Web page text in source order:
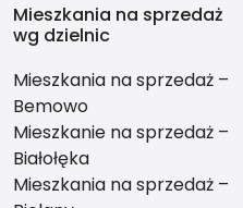
Mieszkania na sprzedaż
wg dzielnic
Mieszkania na sprzedaż –
Bemowo
Mieszkanie na sprzedaż –
Białołęka
Mieszkania na sprzedaż –